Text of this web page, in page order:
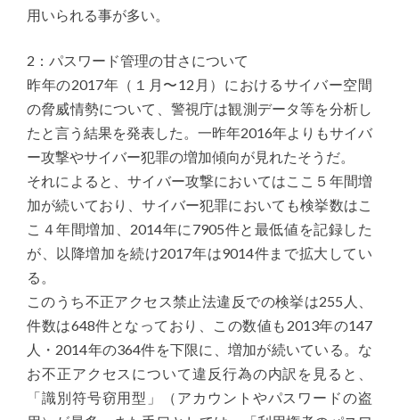
用いられる事が多い。
2：パスワード管理の甘さについて
昨年の2017年（１月〜12月）におけるサイバー空間
の脅威情勢について、警視庁は観測データ等を分析し
たと言う結果を発表した。一昨年2016年よりもサイバ
ー攻撃やサイバー犯罪の増加傾向が見れたそうだ。
それによると、サイバー攻撃においてはここ５年間増
加が続いており、サイバー犯罪においても検挙数はこ
こ４年間増加、2014年に7905件と最低値を記録した
が、以降増加を続け2017年は9014件まで拡大してい
る。
このうち不正アクセス禁止法違反での検挙は255人、
件数は648件となっており、この数値も2013年の147
人・2014年の364件を下限に、増加が続いている。な
お不正アクセスについて違反行為の内訳を見ると、
「識別符号窃用型」（アカウントやパスワードの盗